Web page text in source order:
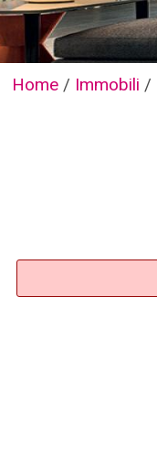
Home / Immobili /